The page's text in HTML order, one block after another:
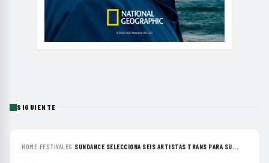
SIGUIENTE
HOME›FESTIVALES ›SUNDANCE SELECCIONA SEIS ARTISTAS TRANS PARA SU...